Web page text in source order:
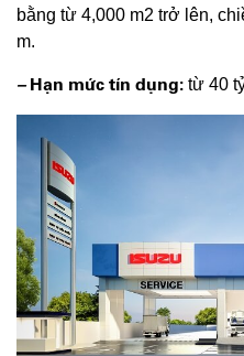
bằng từ 4,000 m2 trở lên,
m.
–Hạn mức tín dụng: từ 40